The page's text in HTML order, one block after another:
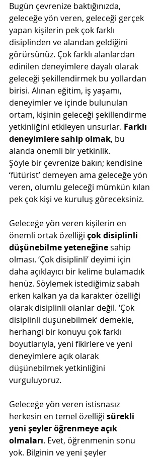
Bugün çevrenize baktığınızda,
geleceğe yön veren, geleceği gerçek
yapan kişilerin pek çok farklı
disiplinden ve alandan geldiğini
görürsünüz. Çok farklı alanlardan
edinilen deneyimlere dayalı olarak
geleceği şekillendirmek bu yollardan
birisi. Alınan eğitim, iş yaşamı,
deneyimler ve içinde bulunulan
ortam, kişinin geleceği şekillendirme
yetkinliğini etkileyen unsurlar. Farklı
deneyimlere sahip olmak, bu
alanda önemli bir yetkinlik.
Şöyle bir çevrenize bakın; kendisine
‘fütürist’ demeyen ama geleceğe yön
veren, olumlu geleceği mümkün kılan
pek çok kişi ve kuruluş göreceksiniz.
Geleceğe yön veren kişilerin en
önemli ortak özelliği çok disiplinli
düşünebilme yeteneğine sahip
olması. ‘Çok disiplinli’ deyimi için
daha açıklayıcı bir kelime bulamadık
henüz. Söylemek istediğimiz sabah
erken kalkan ya da karakter özelliği
olarak disiplinli olanlar değil. ‘Çok
disiplinli düşünebilmek’ demekle,
herhangi bir konuyu çok farklı
boyutlarıyla, yeni fikirlere ve yeni
deneyimlere açık olarak
düşünebilmek yetkinliğini
vurguluyoruz.
Geleceğe yön veren istisnasız
herkesin en temel özelliği sürekli
yeni şeyler öğrenmeye açık
olmaları. Evet, öğrenmenin sonu
yok. Bilginin ve yeni şeyler